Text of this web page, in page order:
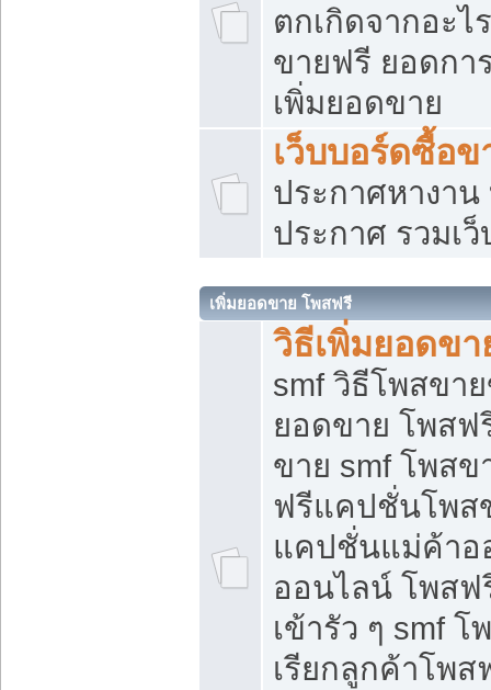
ตกเกิดจากอะไ
ขายฟรี ยอดกา
เพิ่มยอดขาย
เว็บบอร์ดซื้อข
ประกาศหางาน
ประกาศ รวมเ
เพิ่มยอดขาย โพสฟรี
วิธีเพิ่มยอดข
smf วิธีโพสขา
ยอดขาย โพสฟ
ขาย smf โพส
ฟรีแคปชั่นโพส
แคปชั่นแม่ค้า
ออนไลน์ โพสฟ
เข้ารัว ๆ smf
เรียกลูกค้าโพส